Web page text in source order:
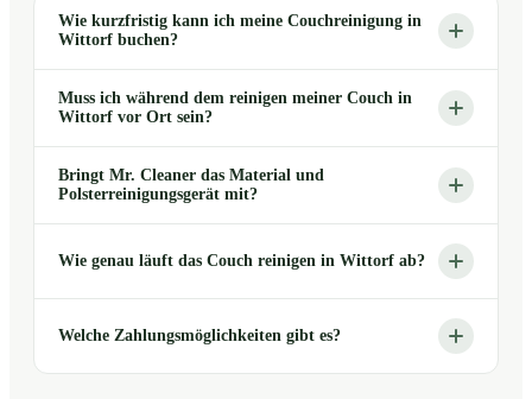
Wie kurzfristig kann ich meine Couchreinigung in
Wittorf buchen?
Muss ich während dem reinigen meiner Couch in
Wittorf vor Ort sein?
Bringt Mr. Cleaner das Material und
Polsterreinigungsgerät mit?
Wie genau läuft das Couch reinigen in Wittorf ab?
Welche Zahlungsmöglichkeiten gibt es?